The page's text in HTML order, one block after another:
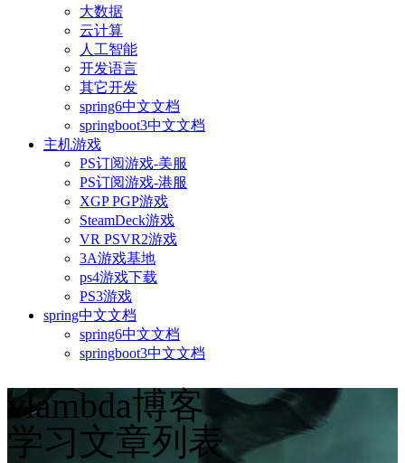
大数据
云计算
人工智能
开发语言
其它开发
spring6中文文档
springboot3中文文档
主机游戏
PS订阅游戏-美服
PS订阅游戏-港服
XGP PGP游戏
SteamDeck游戏
VR PSVR2游戏
3A游戏基地
ps4游戏下载
PS3游戏
spring中文文档
spring6中文文档
springboot3中文文档
vlambda博客
学习文章列表